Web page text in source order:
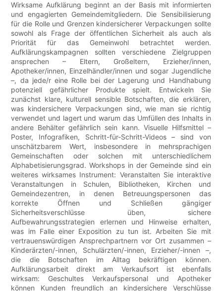
Wirksame Aufklärung beginnt an der Basis mit informierten
und engagierten Gemeindemitgliedern. Die Sensibilisierung
für die Rolle und Grenzen kindersicherer Verpackungen sollte
sowohl als Frage der öffentlichen Sicherheit als auch als
Priorität für das Gemeinwohl betrachtet werden.
Aufklärungskampagnen sollten verschiedene Zielgruppen
ansprechen – Eltern, Großeltern, Erzieher/innen,
Apotheker/innen, Einzelhändler/innen und sogar Jugendliche
–, da jede/r eine Rolle bei der Lagerung und Handhabung
potenziell gefährlicher Produkte spielt. Entwickeln Sie
zunächst klare, kulturell sensible Botschaften, die erklären,
was kindersichere Verpackungen sind, wie man sie richtig
verwendet und lagert und warum das Umfüllen des Inhalts in
andere Behälter gefährlich sein kann. Visuelle Hilfsmittel –
Poster, Infografiken, Schritt-für-Schritt-Videos – sind von
unschätzbarem Wert, insbesondere in mehrsprachigen
Gemeinschaften oder solchen mit unterschiedlichem
Alphabetisierungsgrad. Workshops in der Gemeinde sind ein
weiteres wirksames Instrument: Veranstalten Sie interaktive
Veranstaltungen in Schulen, Bibliotheken, Kirchen und
Gemeindezentren, in denen Betreuungspersonen das
korrekte Öffnen und Schließen gängiger
Sicherheitsverschlüsse üben, sichere
Aufbewahrungsstrategien erlernen und Hinweise erhalten,
was im Falle einer Exposition zu tun ist. Arbeiten Sie mit
vertrauenswürdigen Ansprechpartnern vor Ort zusammen –
Kinderärzten/-innen, Schulärzten/-innen, Erzieher/-innen –,
die die Botschaften im Alltag bekräftigen können.
Aufklärungsarbeit direkt am Verkaufsort ist ebenfalls
wirksam: Geschultes Verkaufspersonal und Apotheker
können Kunden freundlich an kindersichere Verschlüsse